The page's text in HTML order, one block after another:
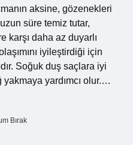
aksine, gözenekleri
süre temiz tutar,
karşı daha az duyarlı
iyileştirdiği için
Soğuk duş saçlara iyi
yardımcı olur.…
Bırak